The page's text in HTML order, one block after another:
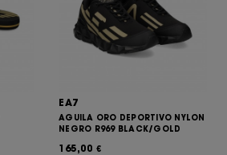
EA7
AGUILA ORO DEPORTIVO NYLON
NEGRO R969 BLACK/GOLD
165,00 €